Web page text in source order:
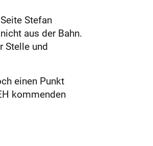
Stefan
aus der Bahn.
Stelle und
einen Punkt
kommenden